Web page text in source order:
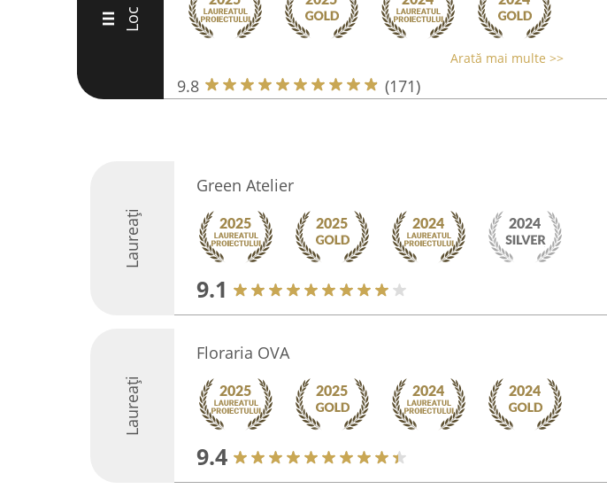
III Loc
Arată mai multe >>
9.8 (171)
Laureați
Green Atelier
9.1
Laureați
Floraria OVA
9.4